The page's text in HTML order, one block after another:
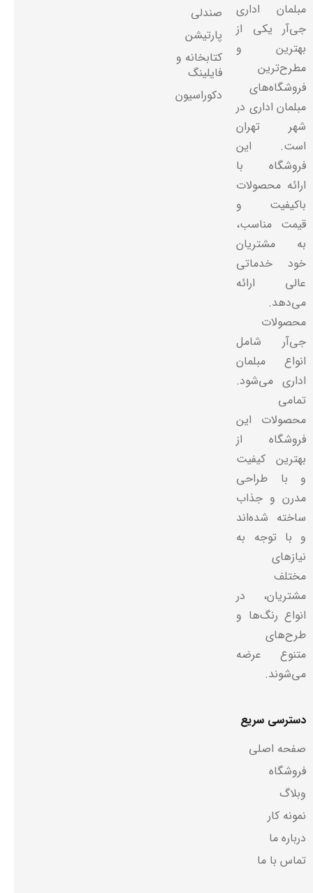
مبلمان اداری
جی‌آر یکی از
بهترین و
مطرح‌ترین
فروشگاه‌های
مبلمان اداری در
شهر تهران
است. این
فروشگاه با
ارائه محصولات
باکیفیت و
قیمت مناسب،
به مشتریان
خود خدماتی
عالی ارائه
می‌دهد.
محصولات
جی‌آر شامل
انواع مبلمان
اداری می‌شود.
تمامی
محصولات این
فروشگاه از
بهترین کیفیت
و با طراحی
مدرن و جذاب
ساخته شده‌اند
و با توجه به
نیازهای
مختلف
مشتریان، در
انواع رنگ‌ها و
طرح‌های
متنوع عرضه
می‌شوند.
صندلی
پارتیشن
کتابخانه و
فایلینگ
دکوراسیون
دسترسی سریع
صفحه اصلی
فروشگاه
وبلاگ
نمونه کار
درباره ما
تماس با ما